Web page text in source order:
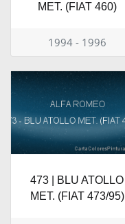
MET. (FIAT 460)
1994 - 1996
473 | BLU ATOLLO
MET. (FIAT 473/95)